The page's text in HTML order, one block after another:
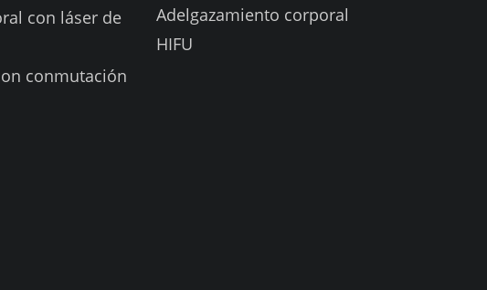
con láser de
conmutación
Adelgazamiento corporal
HIFU